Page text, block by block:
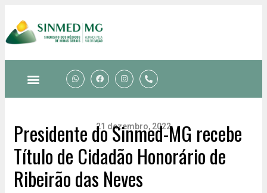
21 dezembro, 2022
Presidente do Sinmed-MG recebe
Título de Cidadão Honorário de
Ribeirão das Neves